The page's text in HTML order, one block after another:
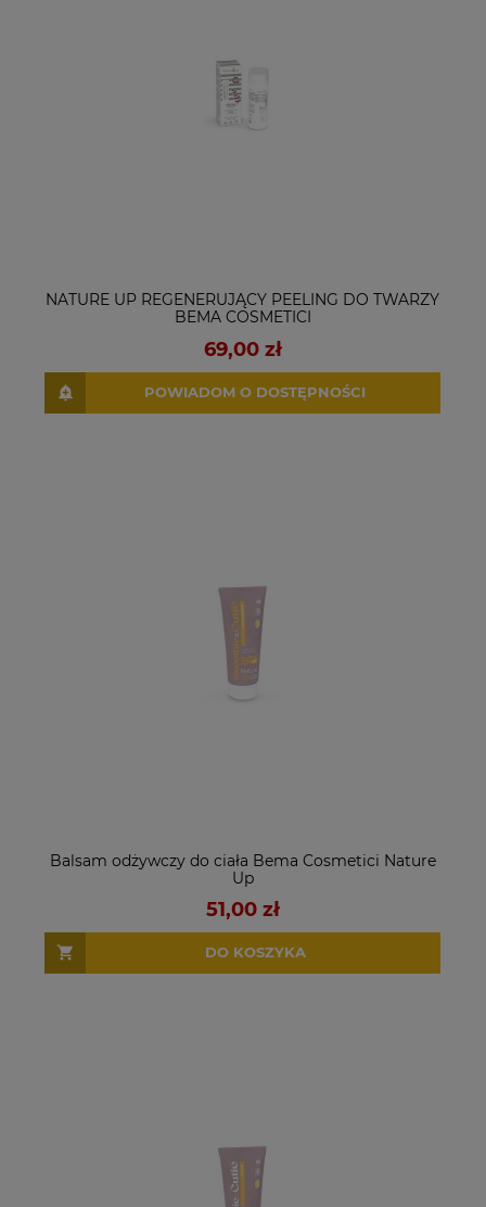
NATURE UP REGENERUJĄCY PEELING DO TWARZY
BEMA COSMETICI
69,00 zł
POWIADOM O DOSTĘPNOŚCI
Balsam odżywczy do ciała Bema Cosmetici Nature
Up
51,00 zł
DO KOSZYKA